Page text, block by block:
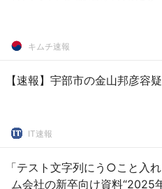
キムチ速報
【速報】宇部市の金山邦彦容
IT速報
「テスト文字列にう○こと入
ム会社の新卒向け資料“2025